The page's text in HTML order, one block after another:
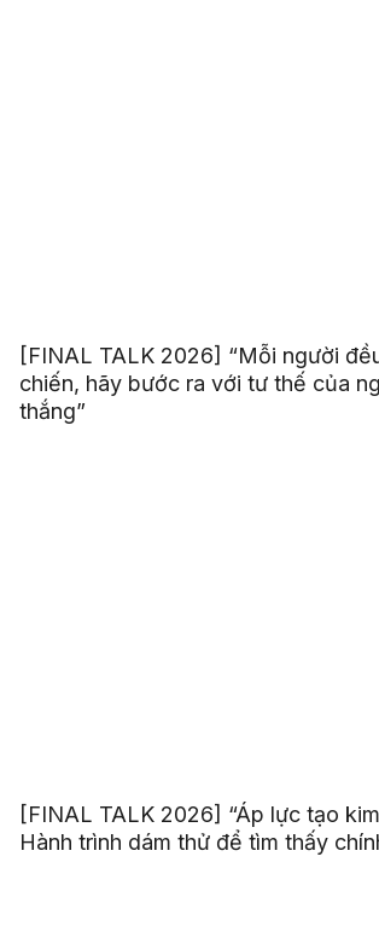
[FINAL TALK 2026] “Mỗi người
chiến, hãy bước ra với tư thế của
thắng”
[FINAL TALK 2026] “Áp lực tạo
Hành trình dám thử để tìm thấy